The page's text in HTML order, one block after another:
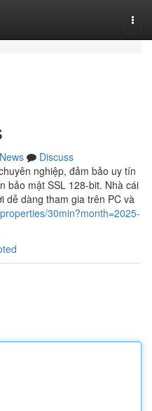
News
Discuss
nghiệp, đảm bảo uy tín
bảo mật SSL 128-bit. Nhà cái
dễ dàng tham gia trên PC và
30min?month=2025-